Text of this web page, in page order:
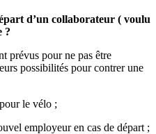
d’un collaborateur ( voulu
?
prévus pour ne pas être
possibilités pour contrer une
le vélo ;
employeur en cas de départ ;